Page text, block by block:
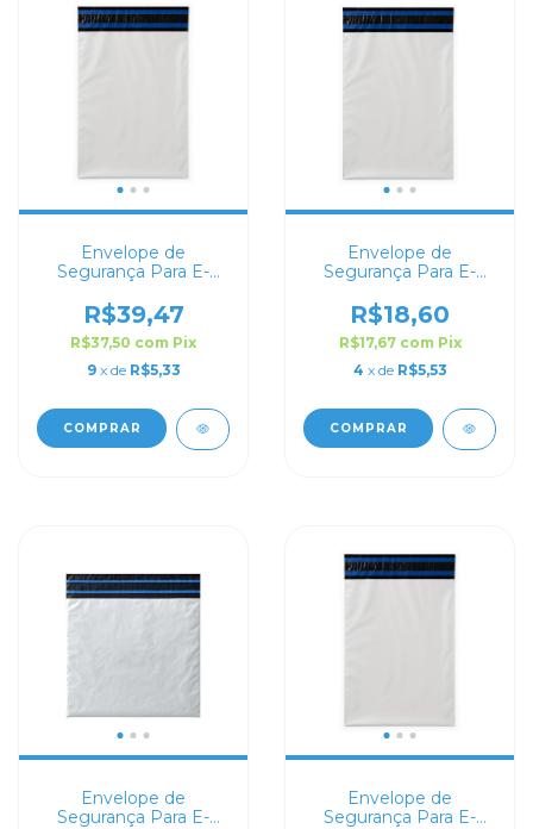
Envelope de
Segurança Para E-
R$39,47
R$37,50 com Pix
9 x de R$5,33
COMPRAR
Envelope de
Segurança Para E-
R$18,60
R$17,67 com Pix
4 x de R$5,53
COMPRAR
Envelope de
Segurança Para E-
Envelope de
Segurança Para E-